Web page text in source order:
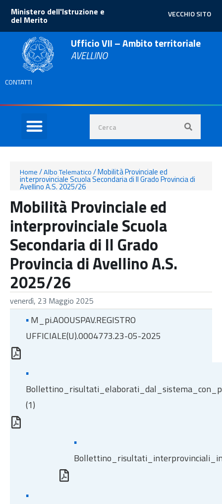
VECCHIO SITO
Ministero dell'Istruzione e
del Merito
Ufficio VII – Ambito territoriale
AVELLINO
CONTATTI
Home/Albo Telematico/Mobilità Provinciale ed
interprovinciale Scuola Secondaria di II Grado Provincia di
Avellino A.S. 2025/26
Mobilità Provinciale ed
interprovinciale Scuola
Secondaria di II Grado
Provincia di Avellino A.S.
2025/26
venerdì, 23 Maggio 2025
▪M_pi.AOOUSPAV.REGISTRO
UFFICIALE(U).0004773.23-05-2025
▪
(1)
▪
▪